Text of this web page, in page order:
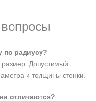
по радиусу?
Допустимый
и толщины стенки.
отличаются?